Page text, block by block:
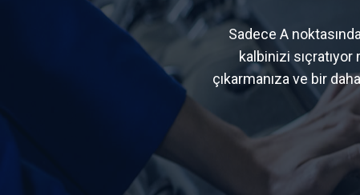
Sadece A
kalbinizi
çıkarmanıza ve bir